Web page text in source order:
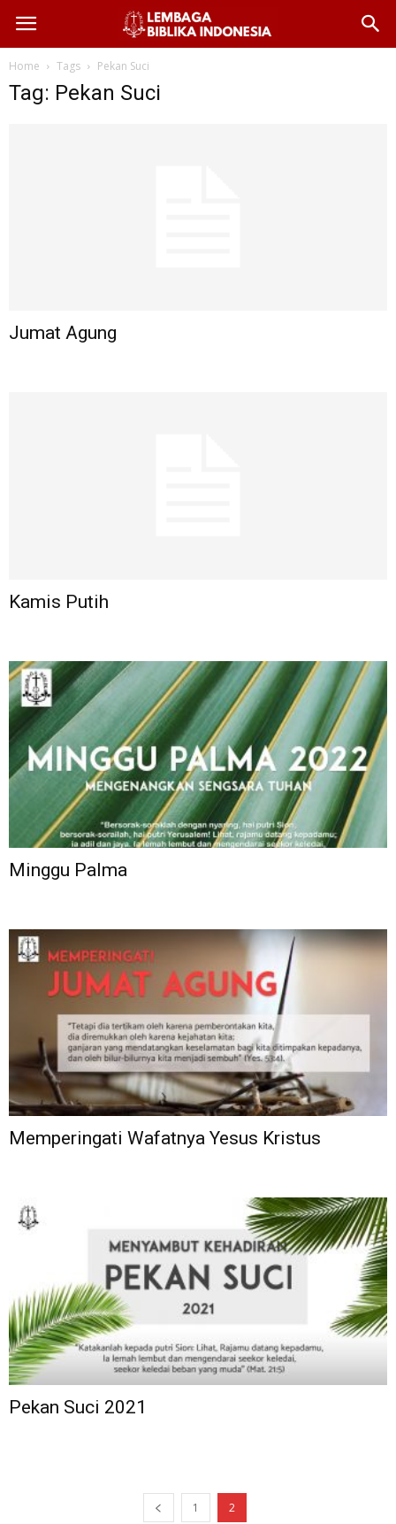
Home Tags Pekan Suci
Tag: Pekan Suci
Jumat Agung
Kamis Putih
Minggu Palma
Memperingati Wafatnya Yesus Kristus
Pekan Suci 2021
1 2